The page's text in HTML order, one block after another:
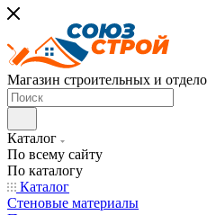
Магазин строительных и
Каталог
По всему сайту
По каталогу
Каталог
Стеновые материалы